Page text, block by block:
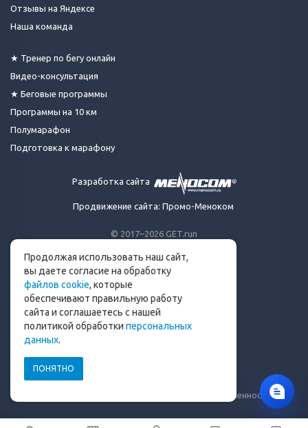
© 2017–2026 GET.run
Сделано с ❤ бегунами
для бегунов
Телеграм-канал Get.run
Беговой чат в Телеграм
info@get.run
Уведомление о рисках и ограничение ответственности
Отзывы на Яндексе
Наша команда
★ Тренер по бегу онлайн
Видео-консультация
★ Беговые программы
Программы на 10 км
Полумарафон
Подготовка к марафону
Разработка сайта
Продвижение сайта: Промо-Меноком
Продолжая использовать наш сайт,
вы даете согласие на обработку
файлов cookie, которые
обеспечивают правильную работу
сайта и соглашаетесь с нашей
политикой обработки персональных
данных.
ПОНЯТНО